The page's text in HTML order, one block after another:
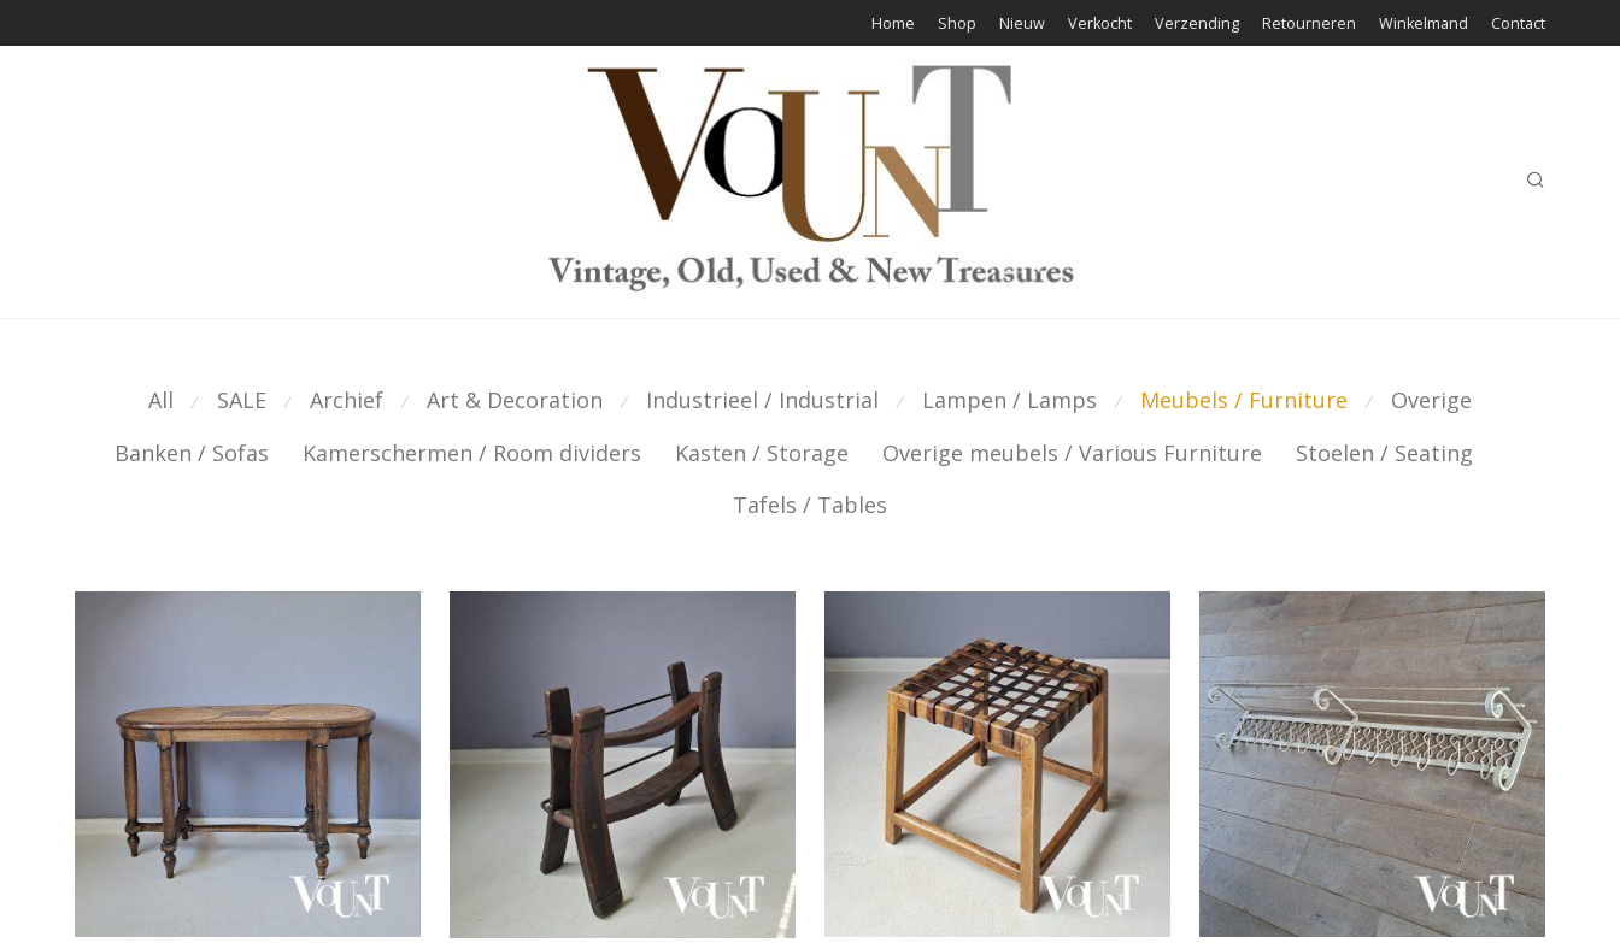
Home Shop Nieuw Verkocht Verzending Retourneren Winkelmand Contact
All ⁄ SALE ⁄ Archief ⁄ Art & Decoration ⁄ Industrieel / Industrial ⁄ Lampen / Lamps ⁄ Meubels / Furniture ⁄
Overige
Banken / Sofas
Kamerschermen / Room dividers Kasten / Storage Overige meubels / Various Furniture
Stoelen / Seating
Tafels / Tables